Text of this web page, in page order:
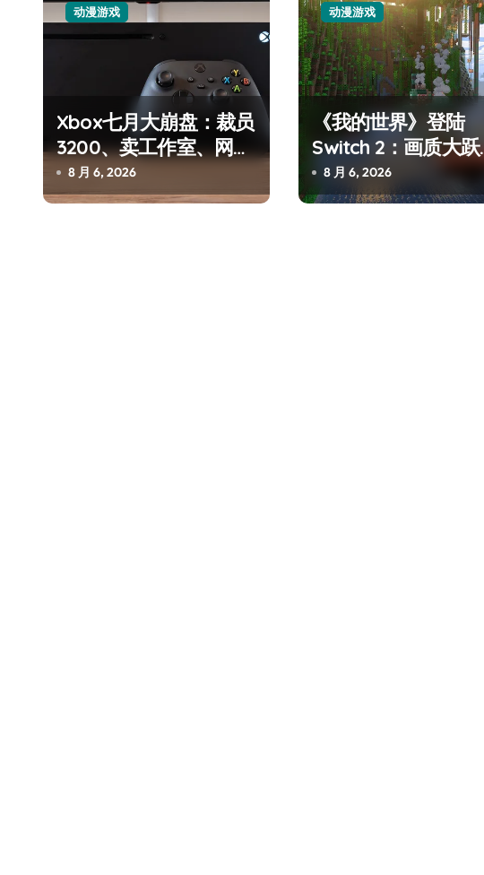
动漫游戏
Xbox七月大崩盘：裁员
3200、卖工作室、网络
瘫了，微软这次真急了
8 月 6, 2026
动漫游戏
《我的世界》登陆
Switch 2：画质大跃
进，但鼠标操控才是
杀手锏？
8 月 6, 2026
追觅、石头科技注意：你
们的扫地机已被美国认定